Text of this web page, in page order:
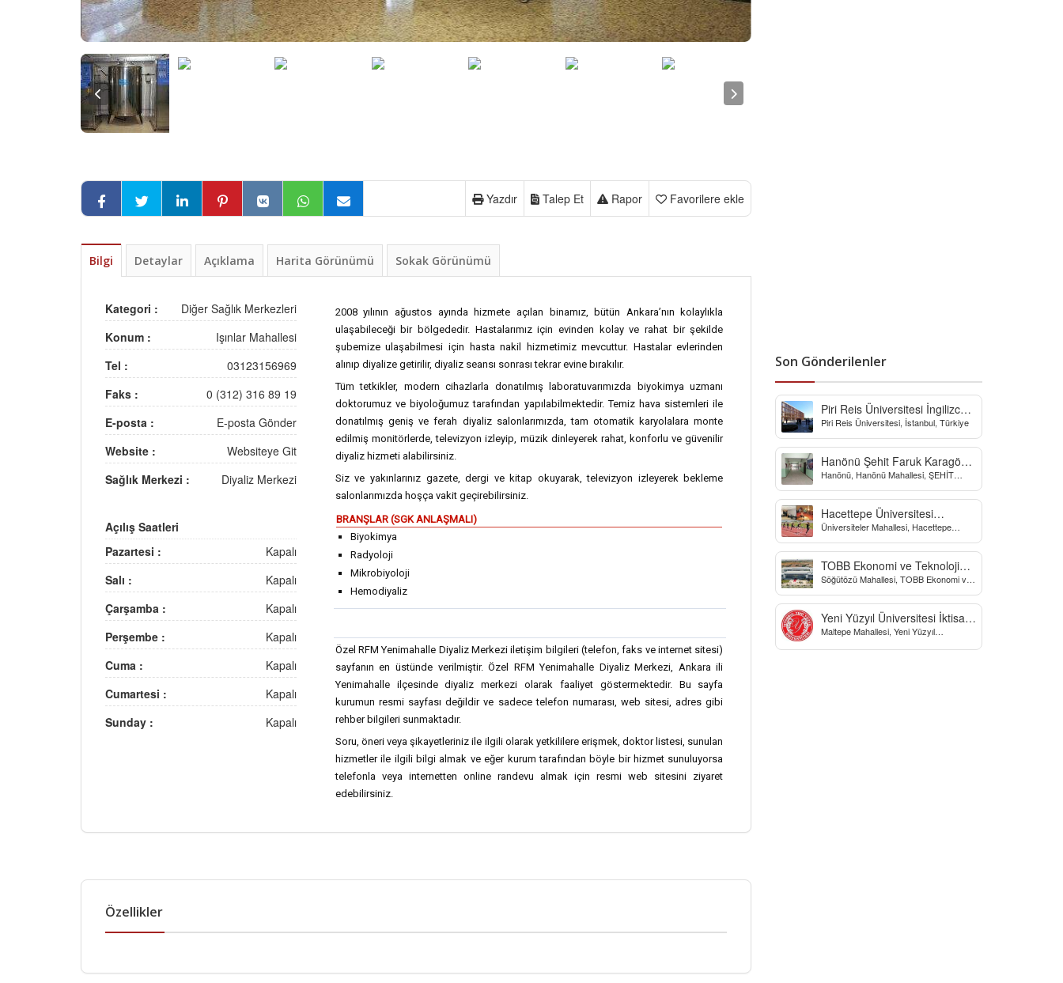
Favorilere ekle
Rapor
Talep Et
Yazdır
Bilgi Detaylar Açıklama Harita Görünümü Sokak Görünümü
Kategori :
Diğer Sağlık Merkezleri
Konum :
Işınlar Mahallesi
Tel :
03123156969
Faks :
0 (312) 316 89 19
E-posta :
E-posta Gönder
Website :
Websiteye Git
Sağlık Merkezi :
Diyaliz Merkezi
Açılış Saatleri
Pazartesi :
Kapalı
Salı :
Kapalı
Çarşamba :
Kapalı
Perşembe :
Kapalı
Cuma :
Kapalı
Cumartesi :
Kapalı
Sunday :
Kapalı
2008 yılının ağustos ayında hizmete açılan binamız, bütün Ankara’nın kolaylıkla
ulaşabileceği bir bölgededir. Hastalarımız için evinden kolay ve rahat bir şekilde
şubemize ulaşabilmesi için hasta nakil hizmetimiz mevcuttur. Hastalar evlerinden
alınıp diyalize getirilir, diyaliz seansı sonrası tekrar evine bırakılır.
Tüm tetkikler, modern cihazlarla donatılmış laboratuvarımızda biyokimya uzmanı
doktorumuz ve biyoloğumuz tarafından yapılabilmektedir. Temiz hava sistemleri ile
donatılmış geniş ve ferah diyaliz salonlarımızda, tam otomatik karyolalara monte
edilmiş monitörlerde, televizyon izleyip, müzik dinleyerek rahat, konforlu ve güvenilir
diyaliz hizmeti alabilirsiniz.
Siz ve yakınlarınız gazete, dergi ve kitap okuyarak, televizyon izleyerek bekleme
salonlarımızda hoşça vakit geçirebilirsiniz.
BRANŞLAR (SGK ANLAŞMALI)
Biyokimya
Radyoloji
Mikrobiyoloji
Hemodiyaliz
Özel RFM Yenimahalle Diyaliz Merkezi iletişim bilgileri (telefon, faks ve internet sitesi)
sayfanın en üstünde verilmiştir. Özel RFM Yenimahalle Diyaliz Merkezi, Ankara ili
Yenimahalle ilçesinde diyaliz merkezi olarak faaliyet göstermektedir. Bu sayfa
kurumun resmi sayfası değildir ve sadece telefon numarası, web sitesi, adres gibi
rehber bilgileri sunmaktadır.
Soru, öneri veya şikayetleriniz ile ilgili olarak yetkililere erişmek, doktor listesi, sunulan
hizmetler ile ilgili bilgi almak ve eğer kurum tarafından böyle bir hizmet sunuluyorsa
telefonla veya internetten online randevu almak için resmi web sitesini ziyaret
edebilirsiniz.
Özellikler
Son Gönderilenler
Piri Reis Üniversitesi İngilizce
Hazırlık Bölümü
Piri Reis Üniversitesi, İstanbul, Türkiye
Hanönü Şehit Faruk Karagöz
Yatılı Bölge Ortaokulu
Hanönü, Hanönü Mahallesi, ŞEHİT
Sokak, Kastamonu, Türkiye
Hacettepe Üniversitesi
Biyomekanik Laboratuvarı
Üniversiteler Mahallesi, Hacettepe
Yo, Çankaya/Ankara, Türkiye
TOBB Ekonomi ve Teknoloji
Üniversitesi
Söğütözü Mahallesi, TOBB Ekonomi ve
Caddesi, Ankara, Türkiye
Yeni Yüzyıl Üniversitesi İktisadi
ve İdari Bilimler Fakültesi
Maltepe Mahallesi, Yeni Yüzyıl